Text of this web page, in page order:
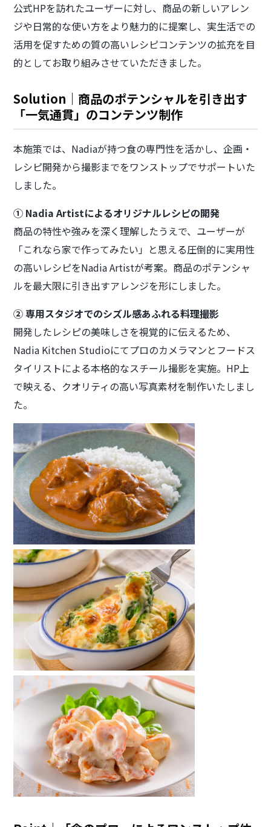
公式HPを訪れたユーザーに対し、商品の新しいアレン
ジや日常的な使い方をより魅力的に提案し、実生活での
活用を促すための質の高いレシピコンテンツの拡充を目
的としてお取り組みさせていただきました。
Solution｜商品のポテンシャルを引き出す
「一気通貫」のコンテンツ制作
本施策では、Nadiaが持つ食の専門性を活かし、企画・
レシピ開発から撮影までをワンストップでサポートいた
しました。
① Nadia Artistによるオリジナルレシピの開発
商品の特性や強みを深く理解したうえで、ユーザーが
「これなら家で作ってみたい」と思える圧倒的に実用性
の高いレシピをNadia Artistが考案。商品のポテンシャ
ルを最大限に引き出すアレンジを形にしました。
② 専用スタジオでのシズル感あふれる料理撮影
開発したレシピの美味しさを視覚的に伝えるため、
Nadia Kitchen Studioにてプロのカメラマンとフードス
タイリストによる本格的なスチール撮影を実施。HP上
で映える、クオリティの高い写真素材を制作いたしまし
た。